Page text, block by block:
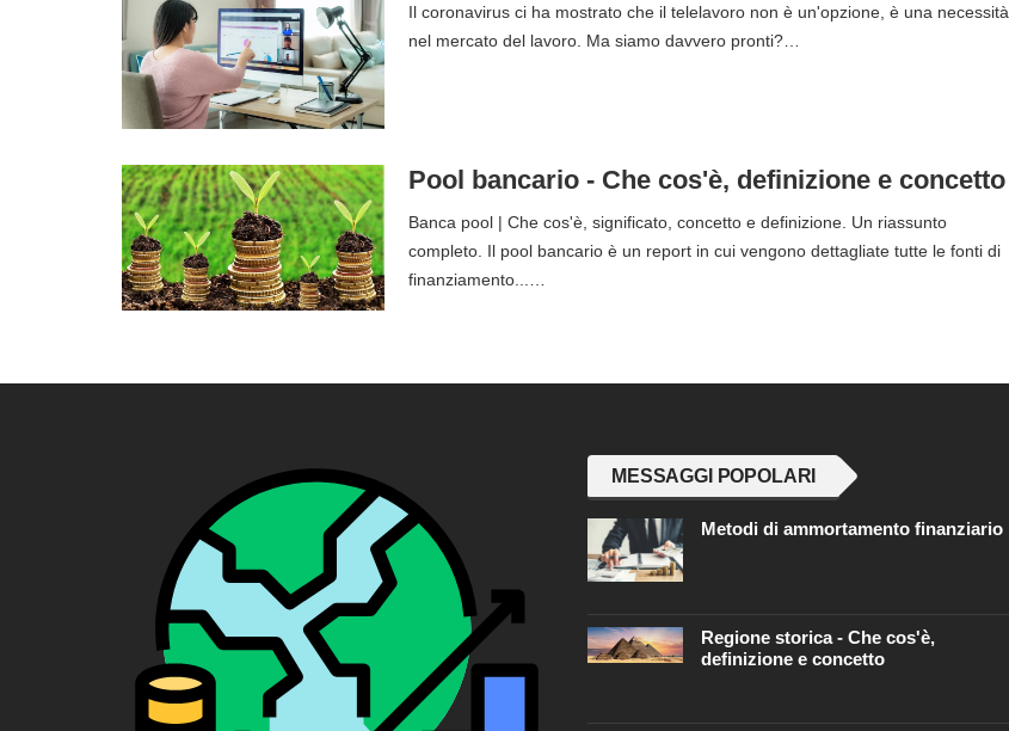
Il coronavirus ci ha mostrato che il telelavoro non è un'opzione, è una necessità
nel mercato del lavoro. Ma siamo davvero pronti?…
Pool bancario - Che cos'è, definizione e concetto
Banca pool | Che cos'è, significato, concetto e definizione. Un riassunto
completo. Il pool bancario è un report in cui vengono dettagliate tutte le fonti di
finanziamento...…
MESSAGGI POPOLARI
Metodi di ammortamento finanziario
Regione storica - Che cos'è,
definizione e concetto